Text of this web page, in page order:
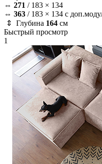
⇔ 271 / 183 × 134
⇔ 363 / 183 × 134 с
⇕ Глубина 164 см
Быстрый просмотр
1